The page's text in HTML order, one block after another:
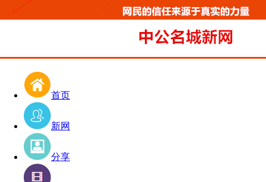
首页
新网
分享